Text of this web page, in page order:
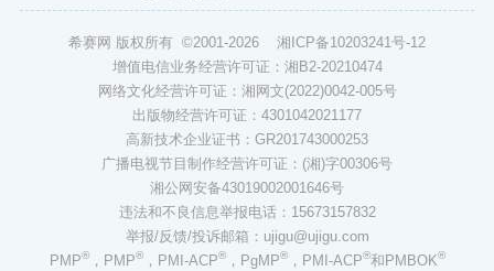
希赛网 版权所有 ©2001-2026 湘ICP备10203241号-12
增值电信业务经营许可证：湘B2-20210474
网络文化经营许可证：湘网文(2022)0042-005号
出版物经营许可证：4301042021177
高新技术企业证书：GR201743000253
广播电视节目制作经营许可证：(湘)字00306号
湘公网安备43019002001646号
违法和不良信息举报电话：15673157832
举报/反馈/投诉邮箱：ujigu@ujigu.com
PMP®，PMP®，PMI-ACP®，PgMP®，PMI-ACP®和PMBOK®